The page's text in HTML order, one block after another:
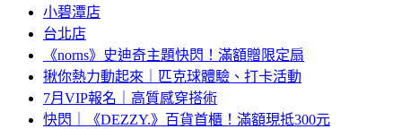
小碧潭店
台北店
《norns》史迪奇主題快閃！滿額贈限定扇
揪你熱力動起來｜匹克球體驗、打卡活動
7月VIP報名｜高質感穿搭術
快閃｜《DEZZY.》百貨首櫃！滿額現抵300元